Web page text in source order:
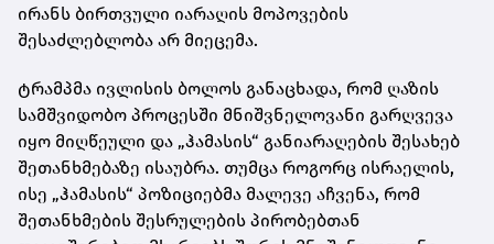
ირანს ბირთვული იარაღის მოპოვების
შესაძლებლობა არ მიეცემა.
ტრამპმა ივლისის ბოლოს განაცხადა, რომ ღაზის
სამშვიდობო პროცესში მნიშვნელოვანი გარღვევა
იყო მიღწეული და „ჰამასის“ განიარაღების შესახებ
შეთანხმებაზე ისაუბრა. თუმცა როგორც ისრაელის,
ისე „ჰამასის“ პოზიციებმა მალევე აჩვენა, რომ
შეთანხმების შესრულების პირობებთან